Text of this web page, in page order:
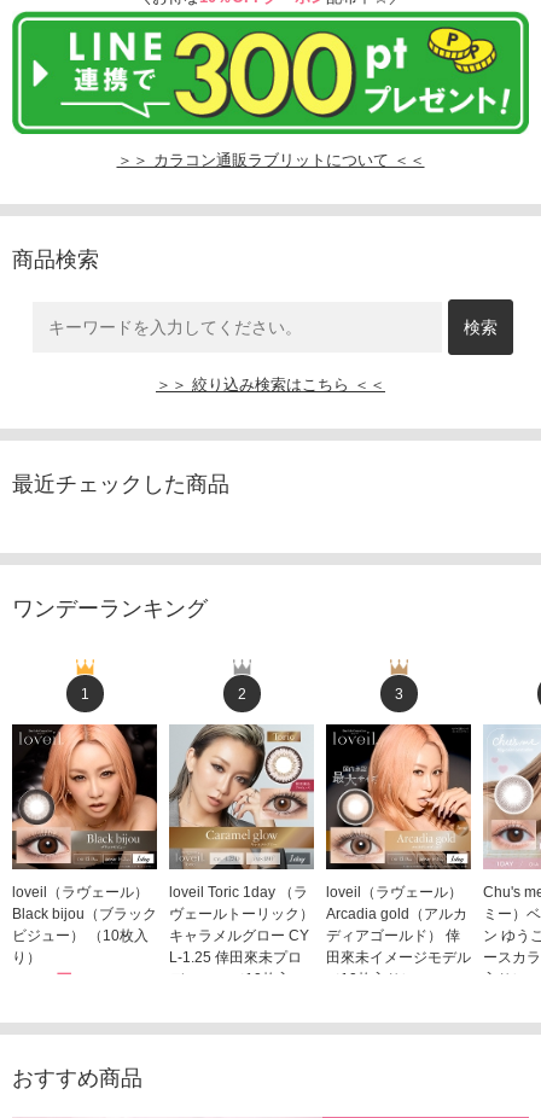
＞＞ カラコン通販ラブリットについて ＜＜
商品検索
＞＞ 絞り込み検索はこちら ＜＜
最近チェックした商品
ワンデーランキング
1
loveil（ラヴェール）
Black bijou（ブラック
ビジュー） （10枚入
り）
1,760円
2
loveil Toric 1day （ラ
ヴェールトーリック）
キャラメルグロー CY
L-1.25 倖田來未プロ
デュース （10枚入
1,760円(税込)
3
loveil（ラヴェール）
Arcadia gold（アルカ
ディアゴールド） 倖
田來未イメージモデル
（10枚入り）
Chu's
ミー）
ン ゆう
ースカ
入り）
おすすめ商品